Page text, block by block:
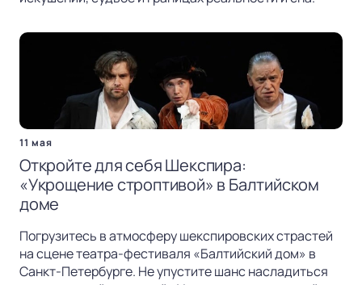
11 мая
Откройте для себя Шекспира:
«Укрощение строптивой» в Балтийском
доме
Погрузитесь в атмосферу шекспировских страстей
на сцене театра-фестиваля «Балтийский дом» в
Санкт-Петербурге. Не упустите шанс насладиться